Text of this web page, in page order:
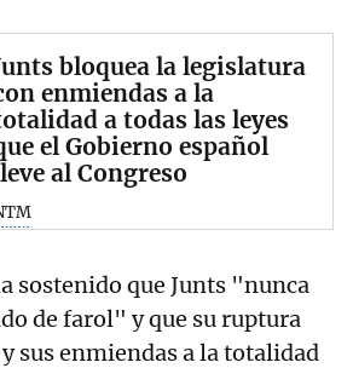
bloquea la legislatura
enmiendas a la
a todas las leyes
el Gobierno español
al Congreso
sostenido que Junts "nunca
de farol" y que su ruptura
sus enmiendas a la totalidad